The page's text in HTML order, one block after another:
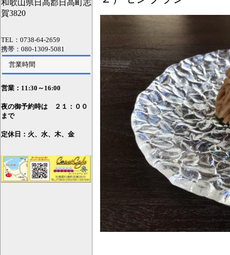
和歌山県日高郡日高町志
賀3820
TEL：0738-64-2659
携帯：080-1309-5081
営業時間
営業：11:30～16:00
夜の御予約時は ２１：００
まで
定休日：火、水、木、金